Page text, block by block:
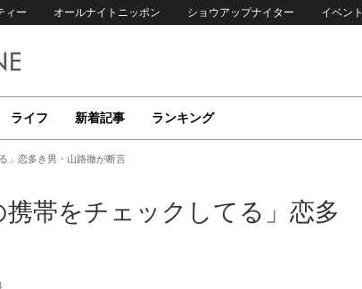
ィー オールナイトニッポン ショウアップナイター イベント
ライフ 新着記事 ランキング
」恋多き男・山路徹が断言
携帯をチェックしてる」恋多